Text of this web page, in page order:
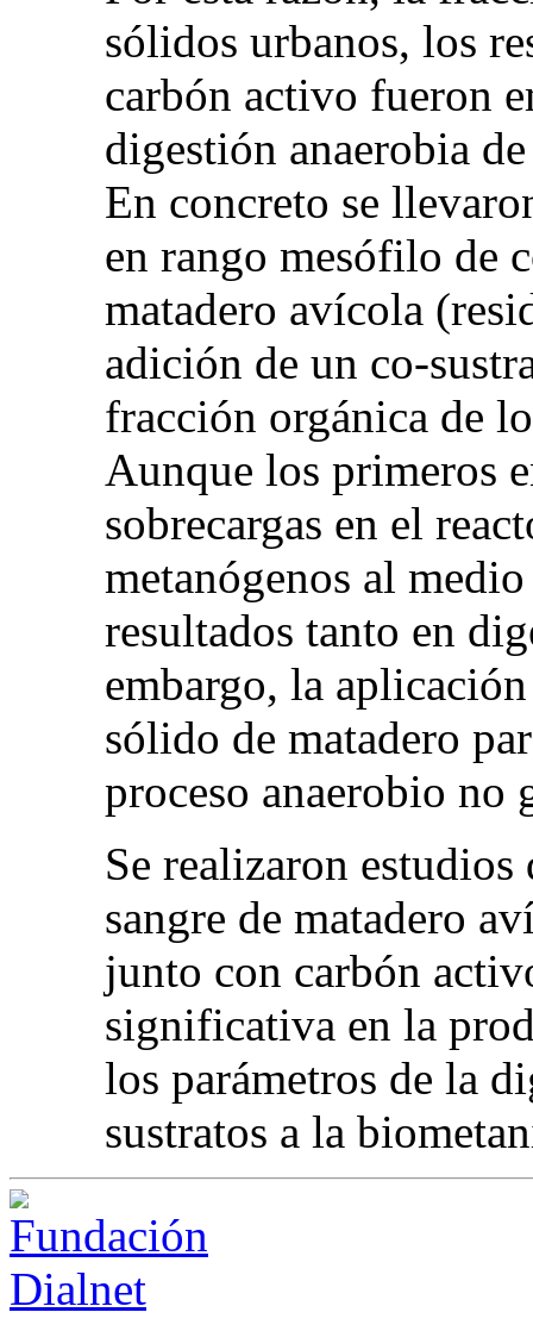
sólidos urbanos, los
carbón activo fueron
digestión anaerobia
En concreto se
en rango mesófilo de
matadero avícola
adición de un co-
fracción orgánica de
Aunque los primeros
sobrecargas en el
metanógenos al
resultados tanto en
embargo, la
sólido de matadero
proceso anaerobio no
Se realizaron
sangre de matadero
junto con carbón
significativa en la
los parámetros de la
sustratos a la